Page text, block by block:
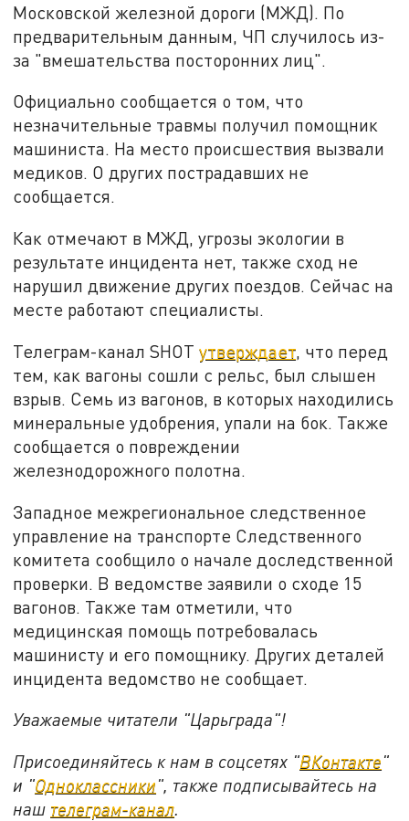
Московской железной дороги (МЖД). По
предварительным данным, ЧП случилось из-
за "вмешательства посторонних лиц".
Официально сообщается о том, что
незначительные травмы получил помощник
машиниста. На место происшествия вызвали
медиков. О других пострадавших не
сообщается.
Как отмечают в МЖД, угрозы экологии в
результате инцидента нет, также сход не
нарушил движение других поездов. Сейчас на
месте работают специалисты.
Телеграм-канал SHOTутверждает, что перед
тем, как вагоны сошли с рельс, был слышен
взрыв. Семь из вагонов, в которых находились
минеральные удобрения, упали на бок. Также
сообщается о повреждении
железнодорожного полотна.
Западное межрегиональное следственное
управление на транспорте Следственного
комитета сообщило о начале доследственной
проверки. В ведомстве заявили о сходе 15
вагонов. Также там отметили, что
медицинская помощь потребовалась
машинисту и его помощнику. Других деталей
инцидента ведомство не сообщает.
Уважаемые читатели "Царьграда"!
Присоединяйтесь к нам в соцсетях "ВКонтакте"
и "Одноклассники", также подписывайтесь на
наш телеграм-канал.